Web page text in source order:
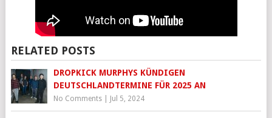
RELATED POSTS
DROPKICK MURPHYS KÜNDIGEN
DEUTSCHLANDTERMINE FÜR 2025 AN
No Comments| Jul 5, 2024